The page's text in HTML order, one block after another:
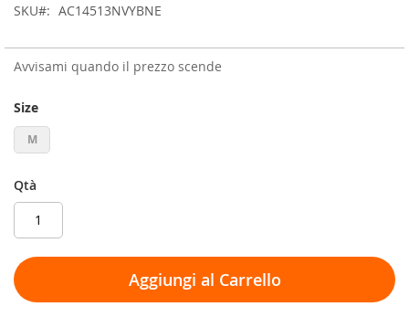
SKU
AC14513NVYBNE
Avvisami quando il prezzo scende
Size
M
Qtà
Aggiungi al Carrello